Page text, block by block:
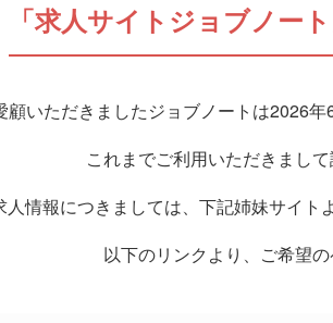
「求人サイトジョブノー
顧いただきましたジョブノートは2026
これまでご利用いただきまし
人情報につきましては、下記姉妹サイト
以下のリンクより、ご希望